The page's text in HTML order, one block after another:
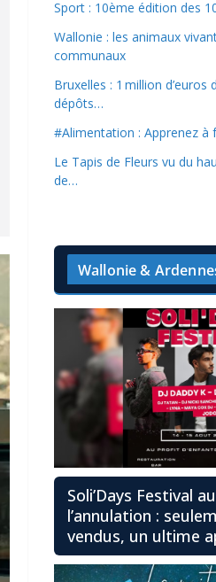
Sport : 10ème édition des
Wallonie : les animaux
communaux
Bruxelles : 1 million d’euros
dépôts…
#Alimentation : Apprenez à
Le Tapis de Fleurs vu du
de…
Wallonie &
Soli’Days Festival
l’annulation :
vendus, un ultime